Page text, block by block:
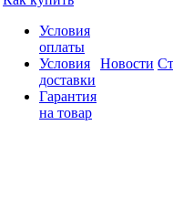
Условия
оплаты
Условия
доставки
Гарантия
на товар
Новости